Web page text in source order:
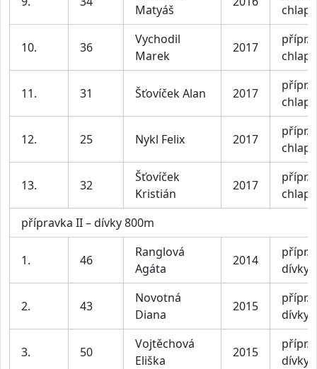
Matyáš
10. 36
Vychodil
Marek
2017
přípr.
11. 31 Šťovíček Alan 2017
přípr.
12. 25 Nykl Felix 2017
přípr.
13. 32
Šťovíček
Kristián
2017
přípr.
přípravka II – dívky 800m
1. 46
Ranglová
Agáta
2014
přípr.
dívky
2. 43
Novotná
Diana
2015
přípr.
dívky
3. 50
Vojtěchová
Eliška
2015
přípr.
dívky